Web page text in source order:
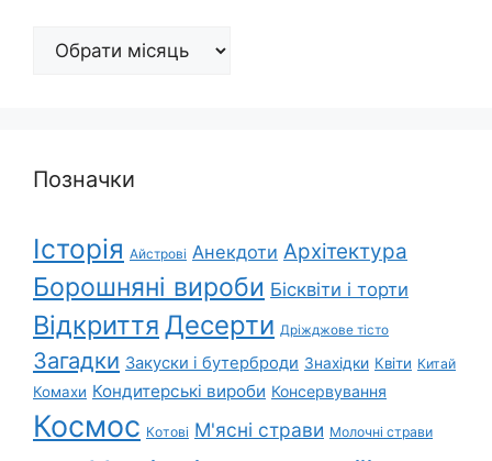
Архіви
Позначки
Історія Айстрові Анекдоти Архітектура
Борошняні вироби Бісквіти і торти
Відкриття Десерти Дріжджове тісто
Загадки Закуски і бутерброди Знахідки Квіти Китай
Комахи Кондитерські вироби Консервування
Космос Котові М'ясні страви Молочні страви